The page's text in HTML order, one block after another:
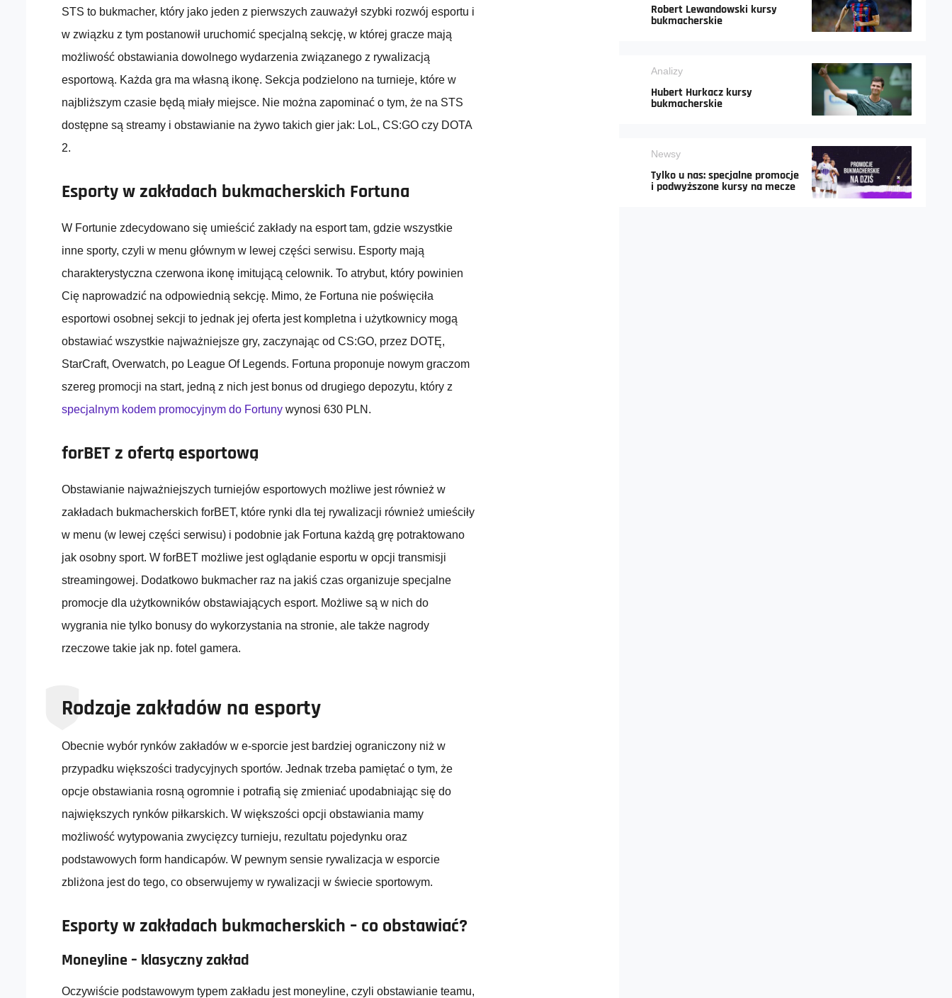
STS to bukmacher, który jako jeden z pierwszych zauważył szybki rozwój esportu i
w związku z tym postanowił uruchomić specjalną sekcję, w której gracze mają
możliwość obstawiania dowolnego wydarzenia związanego z rywalizacją
esportową. Każda gra ma własną ikonę. Sekcja podzielono na turnieje, które w
najbliższym czasie będą miały miejsce. Nie można zapominać o tym, że na STS
dostępne są streamy i obstawianie na żywo takich gier jak: LoL, CS:GO czy DOTA
2.
Esporty w zakładach bukmacherskich Fortuna
W Fortunie zdecydowano się umieścić zakłady na esport tam, gdzie wszystkie
inne sporty, czyli w menu głównym w lewej części serwisu. Esporty mają
charakterystyczna czerwona ikonę imitującą celownik. To atrybut, który powinien
Cię naprowadzić na odpowiednią sekcję. Mimo, że Fortuna nie poświęciła
esportowi osobnej sekcji to jednak jej oferta jest kompletna i użytkownicy mogą
obstawiać wszystkie najważniejsze gry, zaczynając od CS:GO, przez DOTĘ,
StarCraft, Overwatch, po League Of Legends. Fortuna proponuje nowym graczom
szereg promocji na start, jedną z nich jest bonus od drugiego depozytu, który z
specjalnym kodem promocyjnym do Fortuny wynosi 630 PLN.
forBET z ofertą esportową
Obstawianie najważniejszych turniejów esportowych możliwe jest również w
zakładach bukmacherskich forBET, które rynki dla tej rywalizacji również umieściły
w menu (w lewej części serwisu) i podobnie jak Fortuna każdą grę potraktowano
jak osobny sport. W forBET możliwe jest oglądanie esportu w opcji transmisji
streamingowej. Dodatkowo bukmacher raz na jakiś czas organizuje specjalne
promocje dla użytkowników obstawiających esport. Możliwe są w nich do
wygrania nie tylko bonusy do wykorzystania na stronie, ale także nagrody
rzeczowe takie jak np. fotel gamera.
Rodzaje zakładów na esporty
Obecnie wybór rynków zakładów w e-sporcie jest bardziej ograniczony niż w
przypadku większości tradycyjnych sportów. Jednak trzeba pamiętać o tym, że
opcje obstawiania rosną ogromnie i potrafią się zmieniać upodabniając się do
największych rynków piłkarskich. W większości opcji obstawiania mamy
możliwość wytypowania zwycięzcy turnieju, rezultatu pojedynku oraz
podstawowych form handicapów. W pewnym sensie rywalizacja w esporcie
zbliżona jest do tego, co obserwujemy w rywalizacji w świecie sportowym.
Esporty w zakładach bukmacherskich – co obstawiać?
Moneyline – klasyczny zakład
Oczywiście podstawowym typem zakładu jest moneyline, czyli obstawianie teamu,
Robert Lewandowski kursy
bukmacherskie
Analizy
Hubert Hurkacz kursy
bukmacherskie
Newsy
Tylko u nas: specjalne promocje
i podwyższone kursy na mecze